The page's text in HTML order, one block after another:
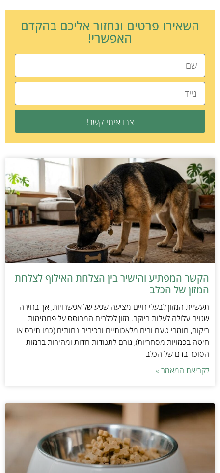
השאירו פרטים ונחזור אליכם בהקדם
האפשרי!
צרו איתי קשר!
הקשר המפתיע והישיר בין הצלחת האילוף לצלחת
המזון של הכלב
תעשיית המזון לבעלי חיים מציעה שפע של אפשרויות, אך בחירה
שגויה עלולה לעלות ביוקר. מזון לכלבים המבוסס על פחמימות
ריקות, חומרי טעם וריח מלאכותיים ורכיבים נחותים (כמו תירס או
חיטה בכמויות מסחריות), גורם לתנודות חדות ומהירות ברמות
הסוכר בדם של הכלב
לקריאת המאמר »